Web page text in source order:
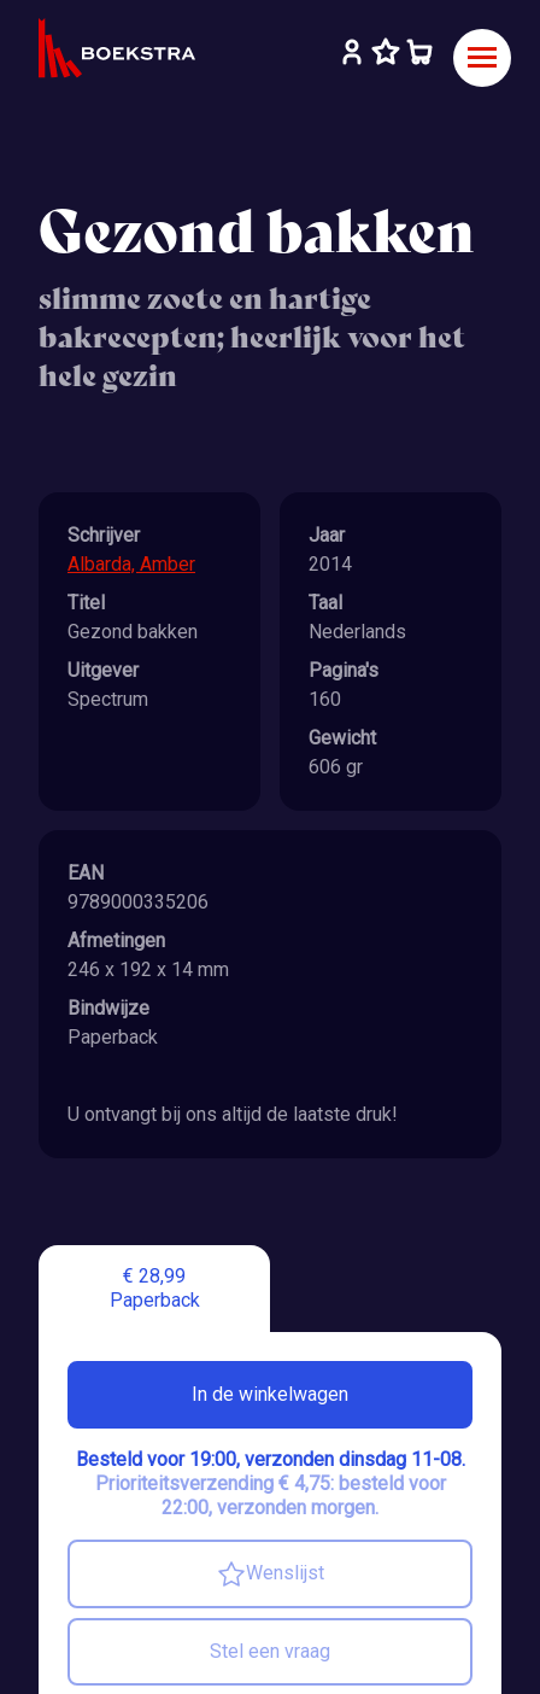
Gezond bakken
slimme zoete en hartige
bakrecepten; heerlijk voor het
hele gezin
€ 28,99
Paperback
In de winkelwagen
Besteld voor 19:00, verzonden dinsdag 11-08.
Prioriteitsverzending € 4,75: besteld voor
22:00, verzonden morgen.
Wenslijst
Stel een vraag
Schrijver
Albarda, Amber
Titel
Gezond bakken
Uitgever
Spectrum
Jaar
2014
Taal
Nederlands
Pagina's
160
Gewicht
606 gr
EAN
9789000335206
Afmetingen
246 x 192 x 14 mm
Bindwijze
Paperback
U ontvangt bij ons altijd de laatste druk!